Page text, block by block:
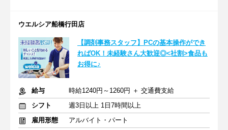
ウエルシア船橋行田店
【調剤事務スタッフ】PCの基本操作ができ
ればOK！未経験さん大歓迎◎<社割>食品も
お得に♪
給与
時給1240円～1260円 ＋ 交通費支給
シフト
週3日以上 1日7時間以上
雇用形態
アルバイト・パート